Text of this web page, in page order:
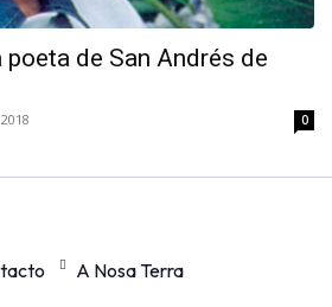
poeta de San Andrés de
0
A Nosa Terra